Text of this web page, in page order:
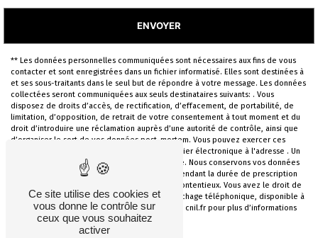
ENVOYER
** Les données personnelles communiquées sont nécessaires aux fins de vous
contacter et sont enregistrées dans un fichier informatisé. Elles sont destinées à
et ses sous-traitants dans le seul but de répondre à votre message. Les données
collectées seront communiquées aux seuls destinataires suivants: . Vous
disposez de droits d’accès, de rectification, d’effacement, de portabilité, de
limitation, d’opposition, de retrait de votre consentement à tout moment et du
droit d’introduire une réclamation auprès d’une autorité de contrôle, ainsi que
d’organiser le sort de vos données post-mortem. Vous pouvez exercer ces
droits par voie postale à l'adresse ou par courrier électronique à l'adresse . Un
justificatif d'identité pourra vous être demandé. Nous conservons vos données
pendant la période de prise de contact puis pendant la durée de prescription
légale aux fins probatoires et de gestion des contentieux. Vous avez le droit de
vous inscrire sur la liste d'opposition au démarchage téléphonique, disponible à
cette adresse:Bloctel.gouv.fr. Consultez le site cnil.fr pour plus d’informations
sur vos droits.
Ce site utilise des cookies et
vous donne le contrôle sur
ceux que vous souhaitez
activer